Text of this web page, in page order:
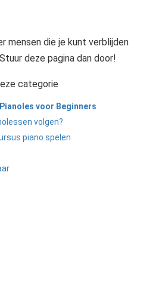
mensen die je kunt verblijden
deze pagina dan door!
categorie
voor Beginners
volgen?
piano spelen